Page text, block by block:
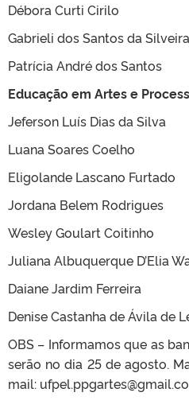
Débora Curti Cirilo
Gabrieli dos Santos da Silveira
Patrícia André dos Santos
Educação em Artes e
Jeferson Luís Dias da Silva
Luana Soares Coelho
Eligolande Lascano Furtado
Jordana Belem Rodrigues
Wesley Goulart Coitinho
Juliana Albuquerque D’Elia
Daiane Jardim Ferreira
Denise Castanha de Ávila de
OBS – Informamos que as
serão no dia 25 de agosto.
mail: